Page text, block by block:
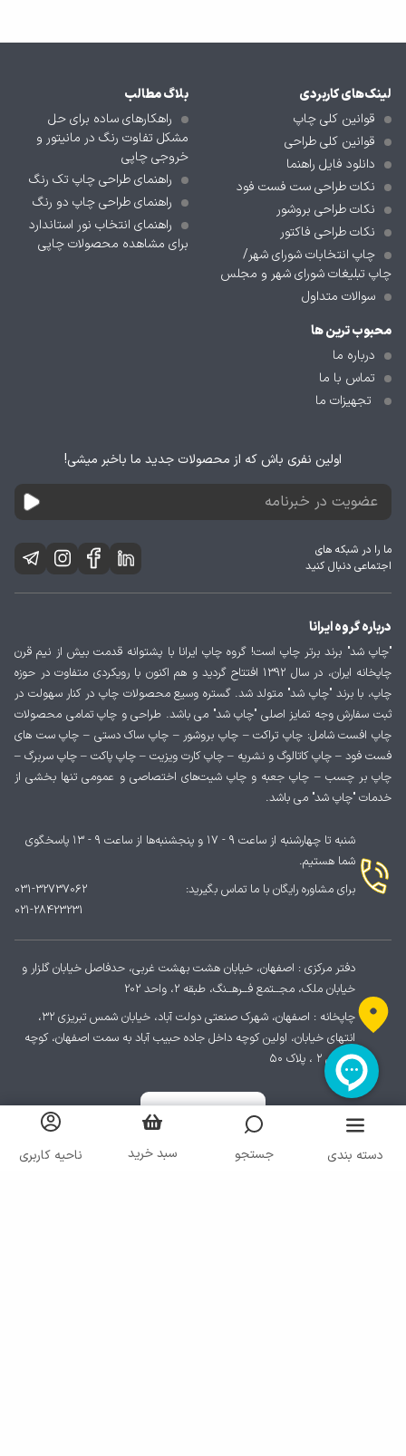
دسته بندی جستجو سبد خرید ناحیه کاربری
لینک‌های کاربردی
قوانین کلی چاپ
قوانین کلی طراحی
دانلود فایل راهنما
نکات طراحی ست فست فود
نکات طراحی بروشور
نکات طراحی فاکتور
چاپ انتخابات شورای شهر/
چاپ تبلیغات شورای شهر و مجلس
سوالات متداول
بلاگ مطالب
راهکارهای ساده برای حل
مشکل تفاوت رنگ در مانیتور و
خروجی چاپی
راهنمای طراحی چاپ تک رنگ
راهنمای طراحی چاپ دو رنگ
راهنمای انتخاب نور استاندارد
برای مشاهده محصولات چاپی
محبوب ترین ها
درباره ما
تماس با ما
تجهیزات ما
اولین نفری باش که از محصولات جدید ما باخبر میشی!
ما را در شبکه های
اجتماعی دنبال کنید
درباره گروه ایرانا
"چاپ شد" برند برتر چاپ است! گروه چاپ ایرانا با پشتوانه قدمت بیش از نیم قرن
چاپخانه ایران، در سال 1392 افتتاح گردید و هم اکنون با رویکردی متفاوت در حوزه
چاپ، با برند "چاپ شد" متولد شد. گستره وسیع محصولات چاپ در کنار سهولت در
ثبت سفارش وجه تمایز اصلی "چاپ شد" می باشد. طراحی و چاپ تمامی محصولات
چاپ افست شامل: چاپ تراکت – چاپ بروشور – چاپ ساک دستی – چاپ ست های
فست فود – چاپ کاتالوگ و نشریه – چاپ کارت ویزیت – چاپ پاکت – چاپ سربرگ –
چاپ بر چسب – چاپ جعبه و چاپ شیت‌های اختصاصی و عمومی تنها بخشی از
خدمات "چاپ شد" می باشد.
شنبه تا چهارشنبه از ساعت ۹ - ۱۷ و پنجشنبه‌ها از ساعت ۹ - ۱۳ پاسخگوی
شما هستیم.
برای مشاوره رایگان با ما تماس بگیرید:
031-32737062
021-28423231
دفتر مرکزی : اصفهان، خیابان هشت بهشت غربی، حدفاصل خیابان گلزار و
خیابان ملک، مجــتمع فــرهــنگ، طبقه 2، واحد 202
چاپخانه : اصفهان، شهرک صنعتی دولت آباد، خیابان شمس تبریزی ۳۲،
انتهای خیابان، اولین کوچه داخل جاده حبیب آباد به سمت اصفهان، کوچه
پردیس ۲ ، پلاک ۵۰